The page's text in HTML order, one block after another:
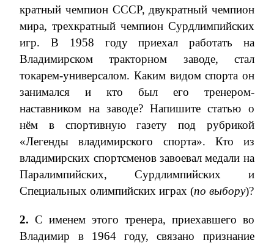
кратный чемпион СССР, двукратный чемпион
мира, трехкратный чемпион Сурдлимпийских
игр. В 1958 году приехал работать на
Владимирском тракторном заводе, стал
токарем-универсалом. Каким видом спорта он
занимался и кто был его тренером-
наставником на заводе? Напишите статью о
нём в спортивную газету под рубрикой
«Легенды владимирского спорта». Кто из
владимирских спортсменов завоевал медали на
Паралимпийских, Сурдлимпийских и
Специальных олимпийских играх (по выбору)?
2. С именем этого тренера, приехавшего во
Владимир в 1964 году, связано признание